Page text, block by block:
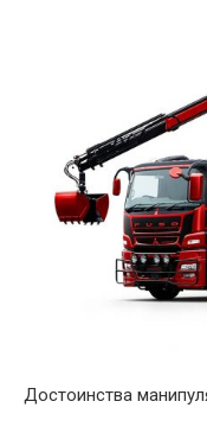
Достоинства